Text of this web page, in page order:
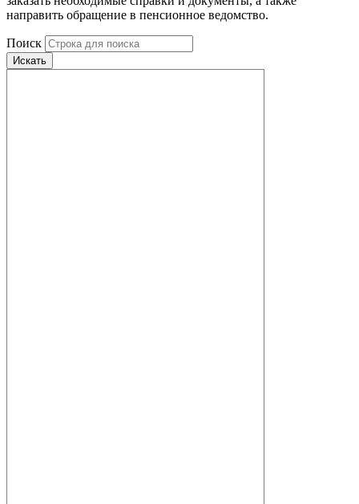
направить обращение в пенсионное ведомство.
Поиск
Искать